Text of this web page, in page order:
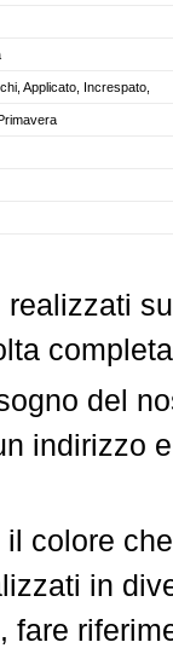
Applicato, Increspato,
del
indirizzo
colore
in
fare